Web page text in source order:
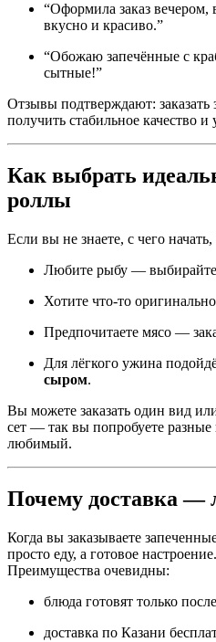
“Оформила заказ вечером,
вкусно и красиво.”
“Обожаю запечённые с
сытные!”
Отзывы подтверждают:
получить стабильное качество и
Как выбрать
роллы
Если вы не знаете, с чего
Любите рыбу — выбирайте
Хотите что-то
Предпочитаете мясо —
Для лёгкого ужина
сыром.
Вы можете заказать один вид
сет — так вы попробуете разные
любимый.
Почему доставка —
Когда вы заказываете
просто еду, а готовое настроение.
Преимущества очевидны:
блюда готовят только
доставка по Казани